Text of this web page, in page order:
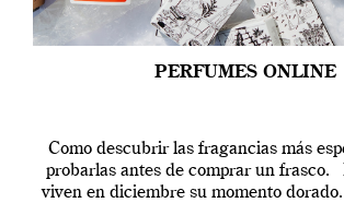
PERFUMES ONLINE
Como descubrir las fragancias más
probarlas antes de comprar un frasco.
viven en diciembre su momento